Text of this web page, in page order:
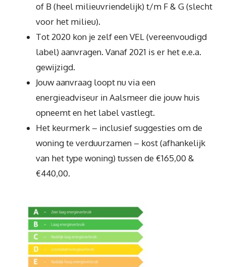
of B (heel milieuvriendelijk) t/m F & G (slecht
voor het milieu).
Tot 2020 kon je zelf een VEL (vereenvoudigd
label) aanvragen. Vanaf 2021 is er het e.e.a.
gewijzigd.
Jouw aanvraag loopt nu via een
energieadviseur in Aalsmeer die jouw huis
opneemt en het label vastlegt.
Het keurmerk – inclusief suggesties om de
woning te verduurzamen – kost (afhankelijk
van het type woning) tussen de €165,00 &
€440,00.